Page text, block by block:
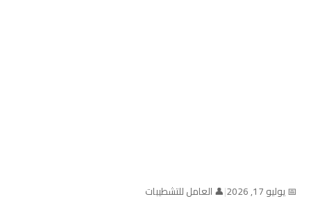
📅 يوليو 17, 2026 |👤 العامل للتشطيبات